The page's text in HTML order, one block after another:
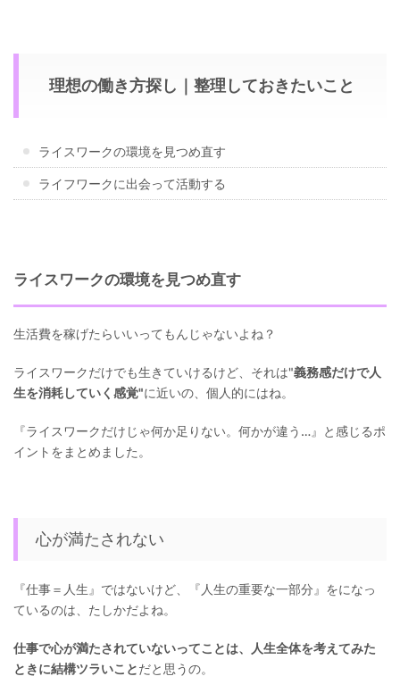
理想の働き方探し｜整理しておきたいこと
ライスワークの環境を見つめ直す
ライフワークに出会って活動する
ライスワークの環境を見つめ直す
生活費を稼げたらいいってもんじゃないよね？
ライスワークだけでも生きていけるけど、それは"義務感だけで人
生を消耗していく感覚"に近いの、個人的にはね。
『ライスワークだけじゃ何か足りない。何かが違う…』と感じるポ
イントをまとめました。
心が満たされない
『仕事＝人生』ではないけど、『人生の重要な一部分』をになっ
ているのは、たしかだよね。
仕事で心が満たされていないってことは、人生全体を考えてみた
ときに結構ツラいことだと思うの。